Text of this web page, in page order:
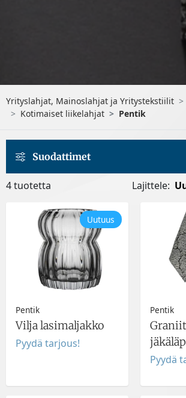
Yrityslahjat, Mainoslahjat ja Yritystekstiilit
Kotimaiset liikelahjat
Pentik
Suodattimet
4 tuotetta Lajittele:
Uutuus
Pentik
Vilja lasimaljakko
Pyydä tarjous!
Pentik
Pyydä